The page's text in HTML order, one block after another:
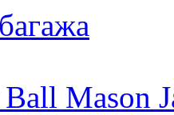
Mason